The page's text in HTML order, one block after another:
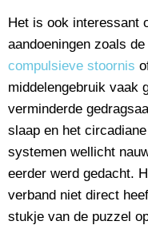
Het is ook interessant
aandoeningen zoals
compulsieve stoornis
middelengebruik vaak
verminderde
slaap en het
systemen wellicht
eerder werd gedacht.
verband niet direct
stukje van de puzzel